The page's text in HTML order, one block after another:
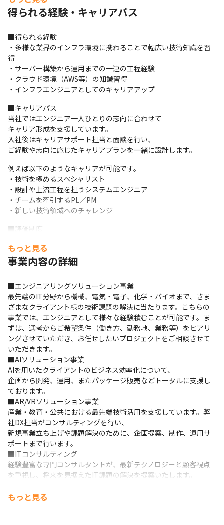
得られる経験・キャリアパス
■得られる経験
・多様な業界のインフラ環境に携わることで幅広い技術知識を習
得
・サーバー構築から運用までの一連の工程経験
・クラウド環境（AWS等）の知識習得
・インフラエンジニアとしてのキャリアアップ
■キャリアパス
当社ではエンジニア一人ひとりの志向に合わせて
キャリア形成を支援しています。
入社後はキャリアサポート担当と面談を行い、
ご経験や志向に応じたキャリアプランを一緒に設計します。
例えば以下のようなキャリアが可能です。
・技術を極めるスペシャリスト
・設計や上流工程を担うシステムエンジニア
・チームを牽引するPL／PM
・新しい技術領域へのチャレンジ
■評価制度
「能力 × 業績 × 経験」を軸とした評価制度を採用しています。
等級制度（1～9等級）により
エンジニアとしての成長ステップが可視化されています。
そのため
自身のスキルレベルや次に目指す役割を
明確にしながらキャリアを築いていくことができます。
もっと見る
事業内容の詳細
■エンジニアリングソリューション事業
最先端のIT分野から機械、電気・電子、化学・バイオまで、さま
ざまなクライアント様の技術課題の解決に当たります。こちらの
事業では、エンジニアとして様々な経験積むことが可能です。ま
ずは、選考からご希望条件（働き方、勤務地、業務等）をヒアリ
ングさせていただき、お任せしたいプロジェクトをご相談させて
いただきます。
■AIソリューション事業
AIを用いたクライアントのビジネス効率化について、
企画から開発、運用、またパッケージ販売などトータルに支援し
ております。
■AR/VRソリューション事業
産業・教育・公共における最先端技術活用を支援しています。弊
社DX担当がコンサルティングを行い、
新規事業立ち上げや課題解決のために、企画提案、制作、運用サ
ポートまで行います。
■ITコンサルティング
経験豊富な専門コンサルタントが、最新テクノロジーと顧客視点
を重視し、将来を見据えたIT課題の解決を提案いたします。
もっと見る